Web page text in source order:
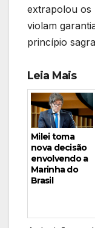
extrapolou os
violam
princípio
Leia Mais
Milei toma
nova decisão
envolvendo a
Marinha do
Brasil